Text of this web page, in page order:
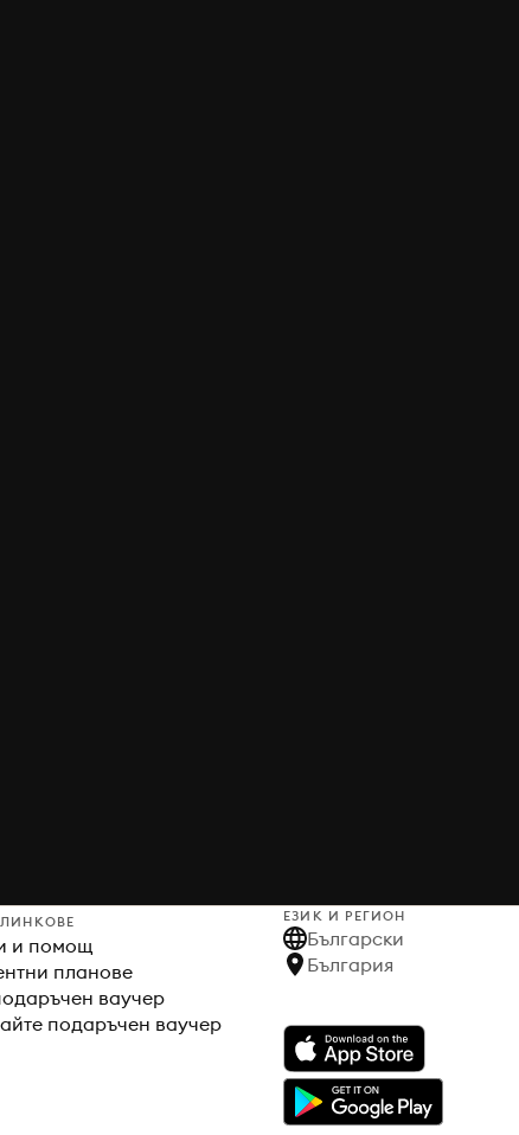
и помощ
планове
ваучер
подаръчен ваучер
ЕЗИК И РЕГИОН
Български
България